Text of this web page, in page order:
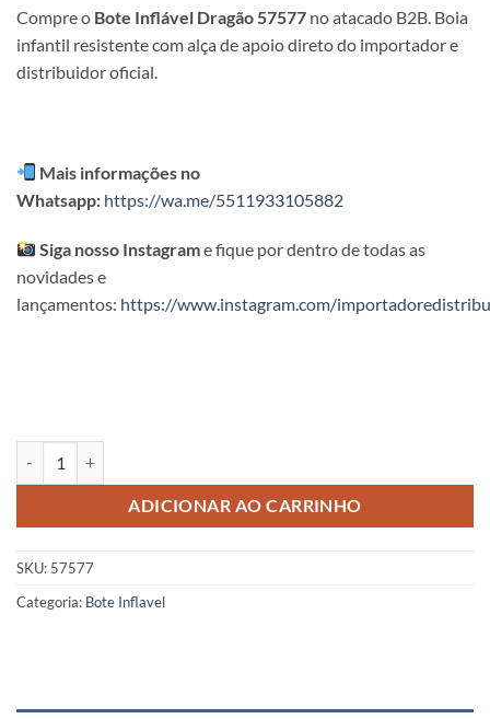
Compre o Bote Inflável Dragão 57577 no atacado B2B. Boia
infantil resistente com alça de apoio direto do importador e
distribuidor oficial.
Mais informações no
Whatsapp: https://wa.me/5511933105882
Siga nosso Instagrame fique por dentro de todas as
novidades e
lançamentos: https://www.instagram.com/
ADICIONAR AO CARRINHO
SKU: 57577
Categoria: Bote Inflavel